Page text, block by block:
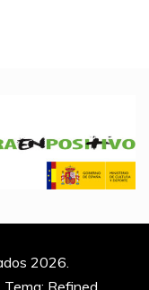
2026.
Tema: Refined